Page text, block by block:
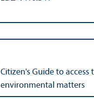
Citizen's Guide to access
environmental matters